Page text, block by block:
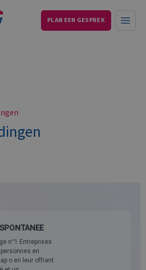
et particuliersPLAN EEN GESPREK